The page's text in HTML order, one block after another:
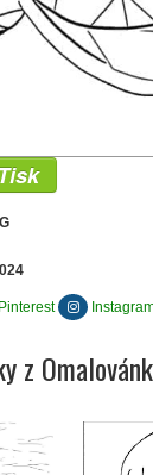
Tisk
Pinterest
z